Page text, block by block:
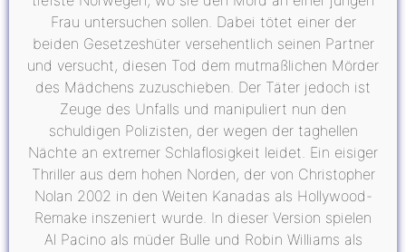
Frau untersuchen sollen. Dabei tötet einer der
beiden Gesetzeshüter versehentlich seinen Partner
und versucht, diesen Tod dem mutmaßlichen Mörder
des Mädchens zuzuschieben. Der Täter jedoch ist
Zeuge des Unfalls und manipuliert nun den
schuldigen Polizisten, der wegen der taghellen
Nächte an extremer Schlaflosigkeit leidet. Ein eisiger
Thriller aus dem hohen Norden, der von Christopher
Nolan 2002 in den Weiten Kanadas als Hollywood-
Remake inszeniert wurde. In dieser Version spielen
Al Pacino als müder Bulle und Robin Williams als